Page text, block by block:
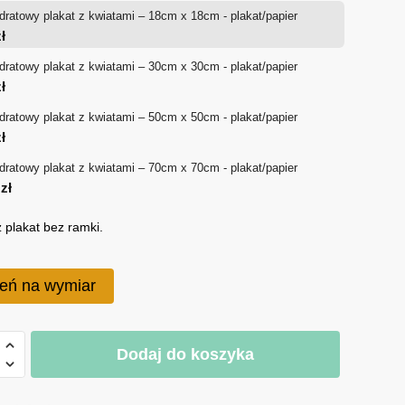
21 zł
plakat z kwiatami – 18cm x 18cm - plakat/papier
plakat z kwiatami – 30cm x 30cm - plakat/papier
plakat z kwiatami – 50cm x 50cm - plakat/papier
plakat z kwiatami – 70cm x 70cm - plakat/papier
zł
plakat bez ramki.
na wymiar
Dodaj do koszyka